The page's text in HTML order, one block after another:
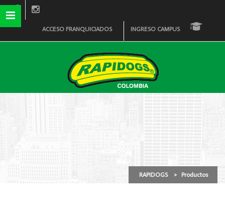
ACCESO FRANQUICIADOS INGRESO CAMPUS
RAPIDOGS > Productos